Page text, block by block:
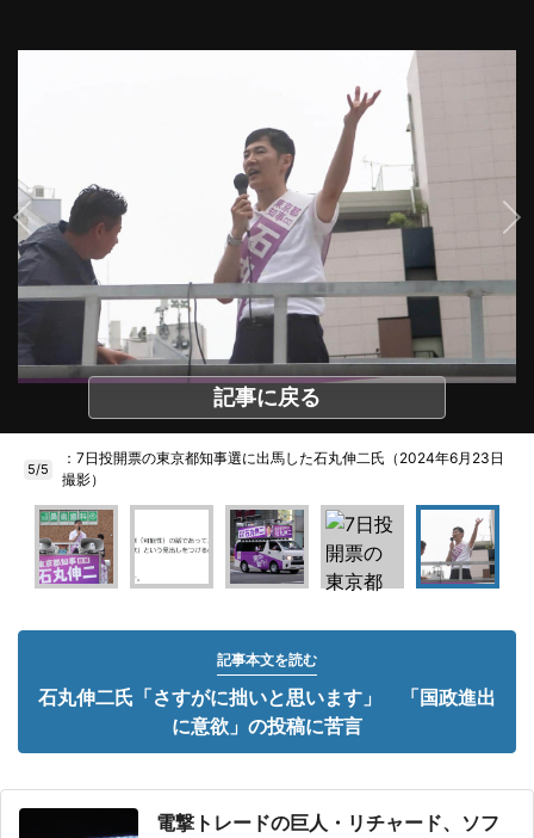
記事に戻る
5/5
：7日投開票の東京都知事選に出馬した石丸伸二氏（2024年6月23日
撮影）
記事本文を読む
石丸伸二氏「さすがに拙いと思います」 「国政進出
に意欲」の投稿に苦言
電撃トレードの巨人・リチャード、ソフ